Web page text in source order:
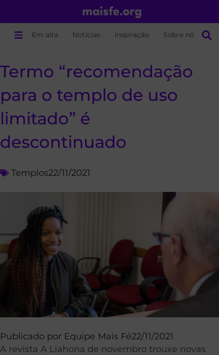
Em alta Notícias Inspiração Sobre nós
Termo “recomendação
para o templo de uso
limitado” é
descontinuado
Templos22/11/2021
Publicado por Equipe Mais Fé22/11/2021
A revista A Liahona de novembro trouxe novas